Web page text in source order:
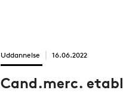
Uddannelse 16.06.2022
Cand.merc.